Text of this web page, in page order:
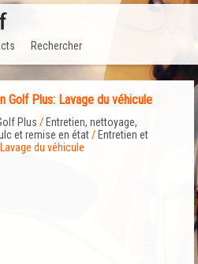
Rechercher
Golf Plus: Lavage du véhicule
Plus / Entretien, nettoyage,
et remise en état/ Entretien et
du véhicule